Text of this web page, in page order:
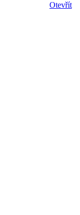
Otevřít